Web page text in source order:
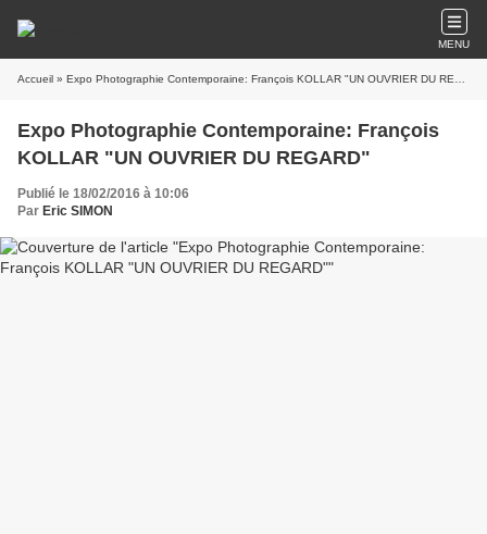
MENU
Accueil » Expo Photographie Contemporaine: François KOLLAR "UN OUVRIER DU REGARD"
Expo Photographie Contemporaine: François
KOLLAR "UN OUVRIER DU REGARD"
Publié le 18/02/2016 à 10:06
Par Eric SIMON